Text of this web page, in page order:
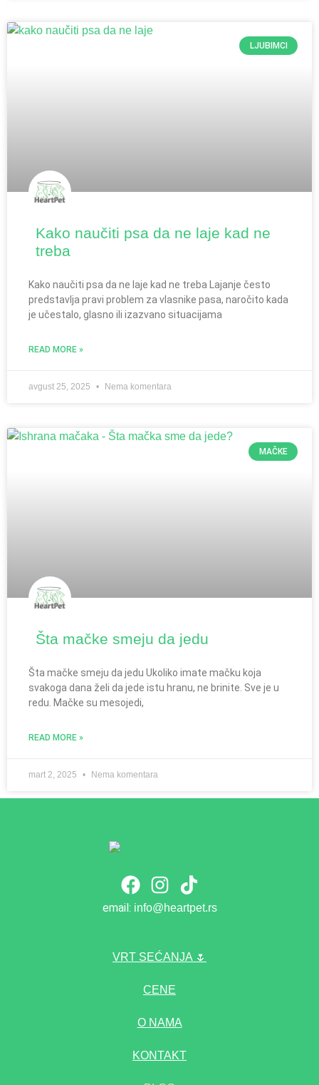
LJUBIMCI
Kako naučiti psa da ne laje kad ne
treba
Kako naučiti psa da ne laje kad ne treba Lajanje često
predstavlja pravi problem za vlasnike pasa, naročito kada
je učestalo, glasno ili izazvano situacijama
READ MORE »
avgust 25, 2025 Nema komentara
MAČKE
Šta mačke smeju da jedu
Šta mačke smeju da jedu Ukoliko imate mačku koja
svakoga dana želi da jede istu hranu, ne brinite. Sve je u
redu. Mačke su mesojedi,
READ MORE »
mart 2, 2025 Nema komentara
email: info@heartpet.rs
VRT SEĆANJA 🌷
CENE
O NAMA
KONTAKT